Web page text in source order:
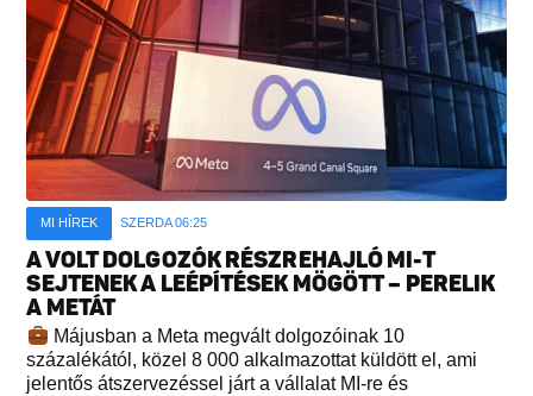
MI HÍREK SZERDA 06:25
A VOLT DOLGOZÓK RÉSZREHAJLÓ MI-T
SEJTENEK A LEÉPÍTÉSEK MÖGÖTT – PERELIK
A METÁT
Májusban a Meta megvált dolgozóinak 10
százalékától, közel 8 000 alkalmazottat küldött el, ami
jelentős átszervezéssel járt a vállalat MI-re és